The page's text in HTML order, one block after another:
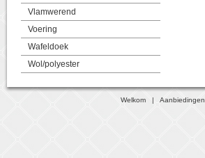
Vlamwerend
Voering
Wafeldoek
Wol/polyester
Welkom |Aanbiedingen